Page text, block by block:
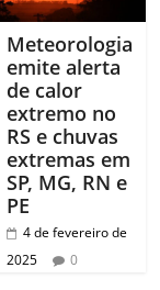
Meteorologia
emite alerta
de calor
extremo no
RS e chuvas
extremas em
SP, MG, RN e
PE
4 de fevereiro de
2025
0